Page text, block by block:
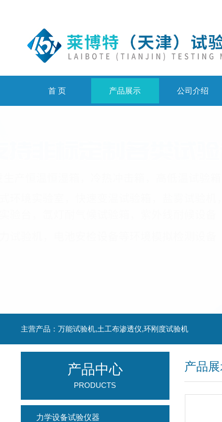
首 页 产品展示 公司介绍
主营产品：万能试验机,土工布渗透仪,环刚度试验机
产品
产品中心
PRODUCTS
力学设备试验仪器